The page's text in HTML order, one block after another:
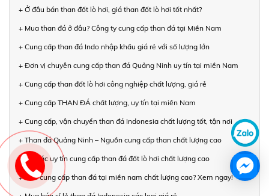
+ Ở đâu bán than đốt lò hơi, giá than đốt lò hơi tốt nhất?
+ Mua than đá ở đâu? Công ty cung cấp than đá tại Miền Nam
+ Cung cấp than đá Indo nhập khẩu giá rẻ với số lượng lớn
+ Đơn vị chuyên cung cấp than đá Quảng Ninh uy tín tại miền Nam
+ Cung cấp than đốt lò hơi công nghiệp chất lượng, giá rẻ
+ Cung cấp THAN ĐÁ chất lượng, uy tín tại miền Nam
+ Cung cấp, vận chuyển than đá Indonesia chất lượng tốt, tận nơi
+ Than đá Quảng Ninh – Nguồn cung cấp than chất lượng cao
+ Đối tác uy tín cung cấp than đá đốt lò hơi chất lượng cao
+ Cần cung cấp than đá tại miền nam chất lượng cao? Xem ngay!